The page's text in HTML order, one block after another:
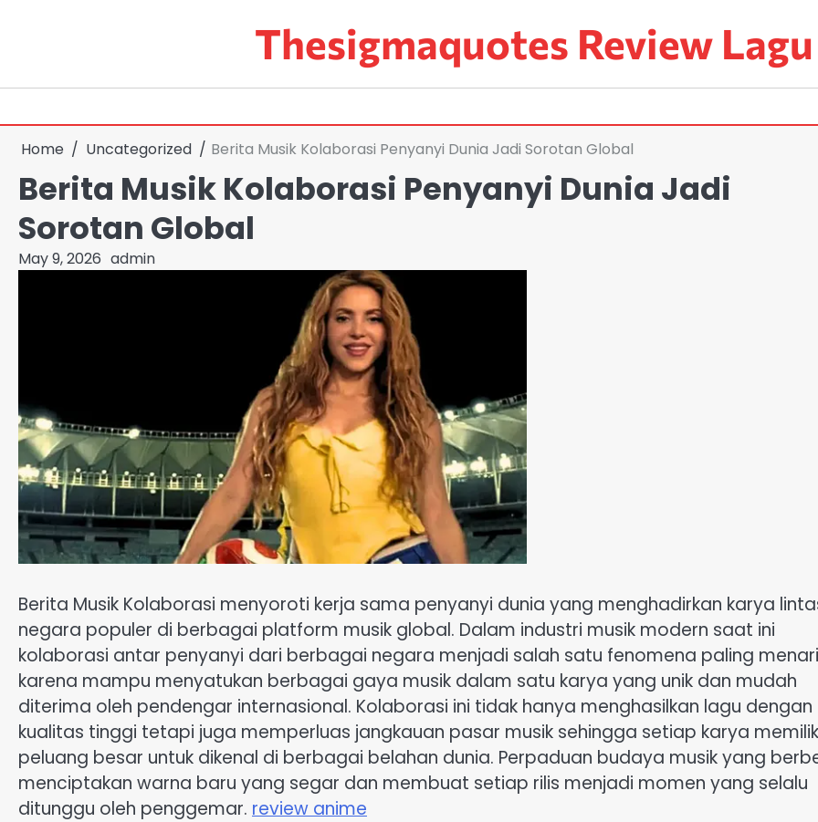
Thesigmaquotes Review
Home Uncategorized Berita Musik Kolaborasi Penyanyi Dunia Jadi Sorotan Global
Berita Musik Kolaborasi Penyanyi Dunia Jadi
Sorotan Global
May 9, 2026 admin
Berita Musik Kolaborasi menyoroti kerja sama penyanyi dunia yang menghadirkan karya
negara populer di berbagai platform musik global. Dalam industri musik modern saat ini
kolaborasi antar penyanyi dari berbagai negara menjadi salah satu fenomena paling
karena mampu menyatukan berbagai gaya musik dalam satu karya yang unik dan mudah
diterima oleh pendengar internasional. Kolaborasi ini tidak hanya menghasilkan lagu dengan
kualitas tinggi tetapi juga memperluas jangkauan pasar musik sehingga setiap karya
peluang besar untuk dikenal di berbagai belahan dunia. Perpaduan budaya musik yang
menciptakan warna baru yang segar dan membuat setiap rilis menjadi momen yang selalu
ditunggu oleh penggemar. review anime